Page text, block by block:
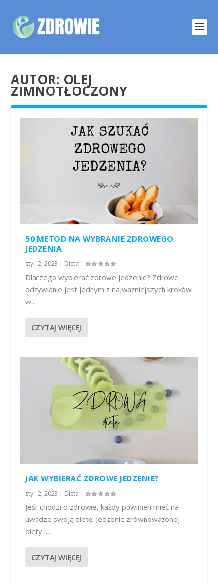
AUTOR: OLEJ
ZIMNOTŁOCZONY
50 METOD NA WYBRANIE ZDROWEGO
JEDZENIA
sty 12, 2023 | Dieta |
Dlaczego wybierać zdrowe jedzenie? Zdrowe
odżywianie jest jednym z najważniejszych kroków
w...
CZYTAJ WIĘCEJ
JAK WYBIERAĆ ZDROWE JEDZENIE?
sty 12, 2023 | Dieta |
Jeśli chodzi o zdrowie, każdy powinien mieć na
uwadze swoją dietę. Jedzenie zrównoważonej
diety i...
CZYTAJ WIĘCEJ